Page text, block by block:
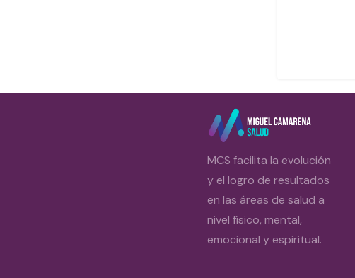
MCS facilita la evolución
y el logro de resultados
en las áreas de salud a
nivel físico, mental,
emocional y espiritual.